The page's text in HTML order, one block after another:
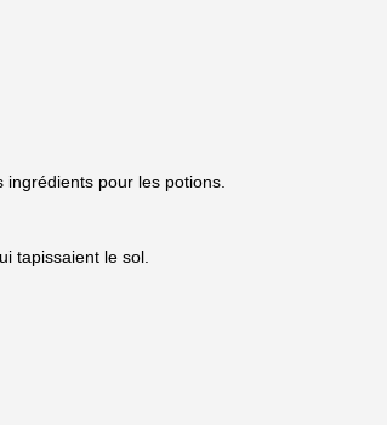
pour les potions.
tapissaient le sol.